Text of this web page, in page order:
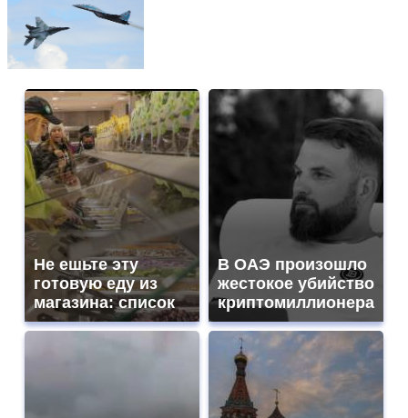
Не ешьте эту
готовую еду из
магазина: список
В ОАЭ произошло
жестокое убийство
криптомиллионера